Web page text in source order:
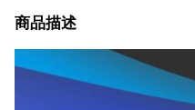
商品描述